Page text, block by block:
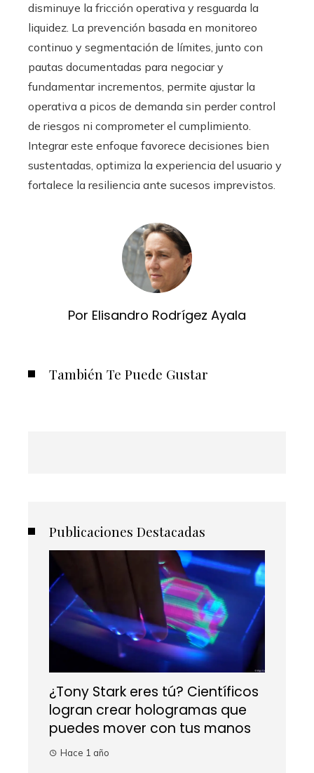
disminuye la fricción operativa y resguarda la
liquidez. La prevención basada en monitoreo
continuo y segmentación de límites, junto con
pautas documentadas para negociar y
fundamentar incrementos, permite ajustar la
operativa a picos de demanda sin perder control
de riesgos ni comprometer el cumplimiento.
Integrar este enfoque favorece decisiones bien
sustentadas, optimiza la experiencia del usuario y
fortalece la resiliencia ante sucesos imprevistos.
Por Elisandro Rodrígez Ayala
También Te Puede Gustar
Publicaciones Destacadas
¿Tony Stark eres tú? Científicos
logran crear hologramas que
puedes mover con tus manos
Hace 1 año